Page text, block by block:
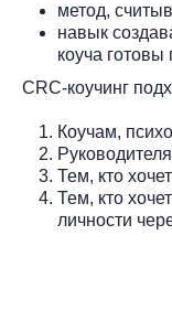
метод,
навык
коуча
CRC-коучинг
Коучам,
Тем, кто
Тем, кто
личности